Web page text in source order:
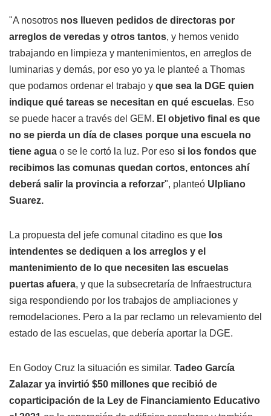
"A nosotros nos llueven pedidos de directoras por
arreglos de veredas y otros tantos, y hemos venido
trabajando en limpieza y mantenimientos, en arreglos de
luminarias y demás, por eso yo ya le planteé a Thomas
que podamos ordenar el trabajo y que sea la DGE quien
indique qué tareas se necesitan en qué escuelas. Eso
se puede hacer a través del GEM. El objetivo final es que
no se pierda un día de clases porque una escuela no
tiene agua o se le cortó la luz. Por eso si los fondos que
recibimos las comunas quedan cortos, entonces ahí
deberá salir la provincia a reforzar", planteó Ulpliano
Suarez.
La propuesta del jefe comunal citadino es que los
intendentes se dediquen a los arreglos y el
mantenimiento de lo que necesiten las escuelas
puertas afuera, y que la subsecretaría de Infraestructura
siga respondiendo por los trabajos de ampliaciones y
remodelaciones. Pero a la par reclamo un relevamiento del
estado de las escuelas, que debería aportar la DGE.
En Godoy Cruz la situación es similar. Tadeo García
Zalazar ya invirtió $50 millones que recibió de
coparticipación de la Ley de Financiamiento Educativo